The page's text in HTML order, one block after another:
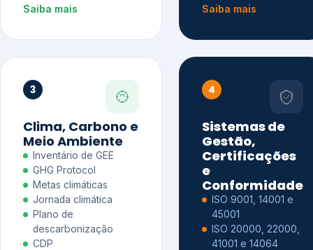
Saiba mais
Saiba mais
3
Clima, Carbono e
Meio Ambiente
Inventário de GEE
GHG Protocol
Metas climáticas
Jornada climática
Plano de
descarbonização
CDP
4
Sistemas de
Gestão,
Certificações
e
Conformidade
ISO 9001, 14001 e
45001
ISO 20000, 22000,
41001 e 14064